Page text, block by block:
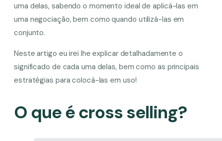
uma delas, sabendo o momento ideal de aplicá-las em
uma negociação, bem como quando utilizá-las em
conjunto.
Neste artigo eu irei lhe explicar detalhadamente o
significado de cada uma delas, bem como as principais
estratégias para colocá-las em uso!
O que é cross selling?